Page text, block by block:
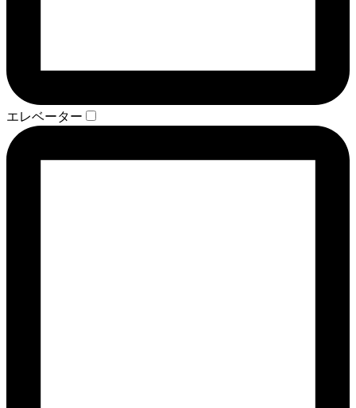
エレベーター